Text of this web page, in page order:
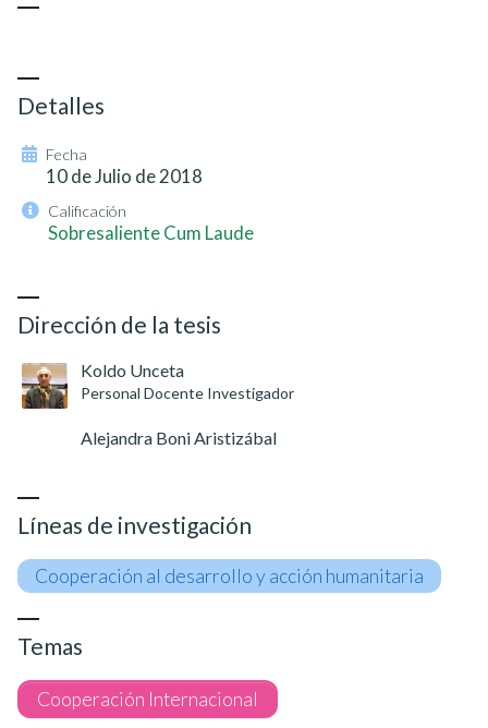
Detalles
Fecha
10 de Julio de 2018
Calificación
Sobresaliente Cum Laude
Dirección de la tesis
Koldo Unceta
Personal Docente Investigador
Alejandra Boni Aristizábal
Líneas de investigación
Cooperación al desarrollo y acción humanitaria
Temas
Cooperación Internacional